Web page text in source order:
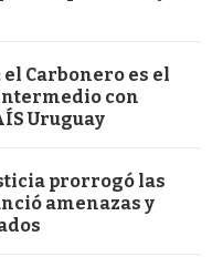
Carbonero es el
con
Uruguay
prorrogó las
amenazas y